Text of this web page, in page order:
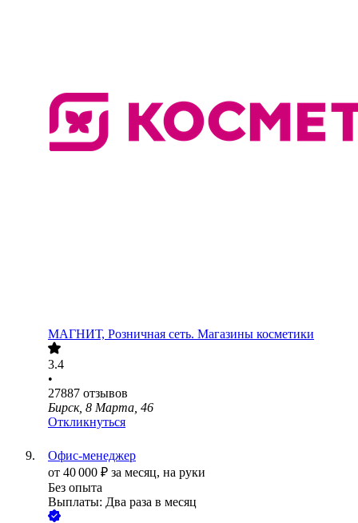
МАГНИТ, Розничная сеть. Магазины косметики
3.4
•
27887 отзывов
Бирск, 8 Марта, 46
Откликнуться
Офис-менеджер
от 40 000 ₽ за месяц, на руки
Без опыта
Выплаты: Два раза в месяц